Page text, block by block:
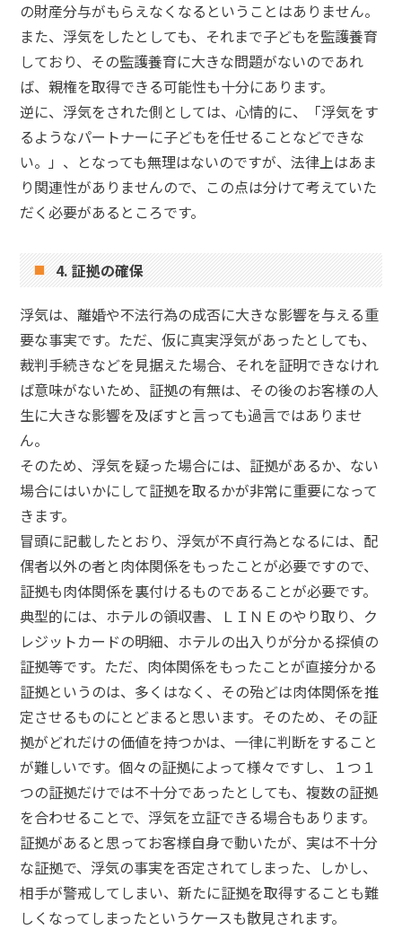
の財産分与がもらえなくなるということはありません。
また、浮気をしたとしても、それまで子どもを監護養育
しており、その監護養育に大きな問題がないのであれ
ば、親権を取得できる可能性も十分にあります。
逆に、浮気をされた側としては、心情的に、「浮気をす
るようなパートナーに子どもを任せることなどできな
い。」、となっても無理はないのですが、法律上はあま
り関連性がありませんので、この点は分けて考えていた
だく必要があるところです。
4. 証拠の確保
浮気は、離婚や不法行為の成否に大きな影響を与える重
要な事実です。ただ、仮に真実浮気があったとしても、
裁判手続きなどを見据えた場合、それを証明できなけれ
ば意味がないため、証拠の有無は、その後のお客様の人
生に大きな影響を及ぼすと言っても過言ではありませ
ん。
そのため、浮気を疑った場合には、証拠があるか、ない
場合にはいかにして証拠を取るかが非常に重要になって
きます。
冒頭に記載したとおり、浮気が不貞行為となるには、配
偶者以外の者と肉体関係をもったことが必要ですので、
証拠も肉体関係を裏付けるものであることが必要です。
典型的には、ホテルの領収書、ＬＩＮＥのやり取り、ク
レジットカードの明細、ホテルの出入りが分かる探偵の
証拠等です。ただ、肉体関係をもったことが直接分かる
証拠というのは、多くはなく、その殆どは肉体関係を推
定させるものにとどまると思います。そのため、その証
拠がどれだけの価値を持つかは、一律に判断をすること
が難しいです。個々の証拠によって様々ですし、１つ１
つの証拠だけでは不十分であったとしても、複数の証拠
を合わせることで、浮気を立証できる場合もあります。
証拠があると思ってお客様自身で動いたが、実は不十分
な証拠で、浮気の事実を否定されてしまった、しかし、
相手が警戒してしまい、新たに証拠を取得することも難
しくなってしまったというケースも散見されます。